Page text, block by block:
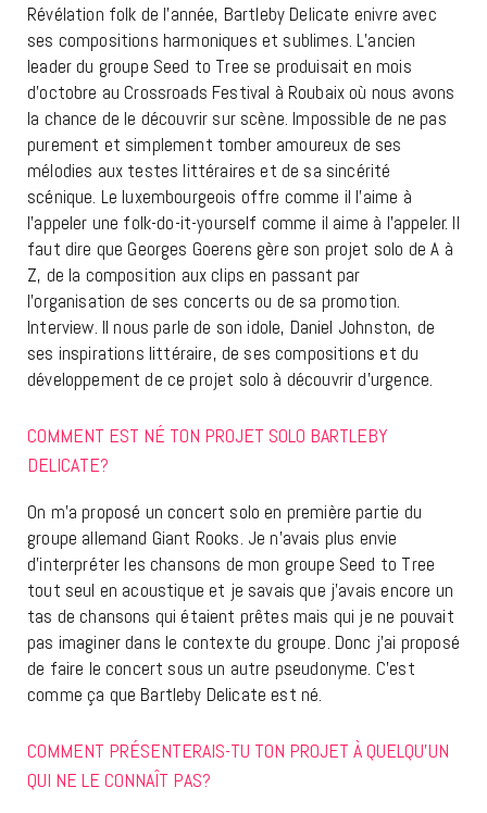
Révélation folk de l’année, Bartleby Delicate enivre avec
ses compositions harmoniques et sublimes. L’ancien
leader du groupe Seed to Tree se produisait en mois
d’octobre au Crossroads Festival à Roubaix où nous avons
la chance de le découvrir sur scène. Impossible de ne pas
purement et simplement tomber amoureux de ses
mélodies aux testes littéraires et de sa sincérité
scénique. Le luxembourgeois offre comme il l’aime à
l’appeler une folk-do-it-yourself comme il aime à l’appeler. Il
faut dire que Georges Goerens gère son projet solo de A à
Z, de la composition aux clips en passant par
l’organisation de ses concerts ou de sa promotion.
Interview. Il nous parle de son idole, Daniel Johnston, de
ses inspirations littéraire, de ses compositions et du
développement de ce projet solo à découvrir d’urgence.
COMMENT EST NÉ TON PROJET SOLO BARTLEBY
DELICATE?
On m’a proposé un concert solo en première partie du
groupe allemand Giant Rooks. Je n’avais plus envie
d’interpréter les chansons de mon groupe Seed to Tree
tout seul en acoustique et je savais que j’avais encore un
tas de chansons qui étaient prêtes mais qui je ne pouvait
pas imaginer dans le contexte du groupe. Donc j’ai proposé
de faire le concert sous un autre pseudonyme. C’est
comme ça que Bartleby Delicate est né.
COMMENT PRÉSENTERAIS-TU TON PROJET À QUELQU’UN
QUI NE LE CONNAÎT PAS?